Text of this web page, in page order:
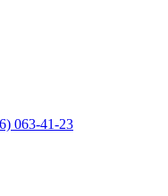
063-41-23